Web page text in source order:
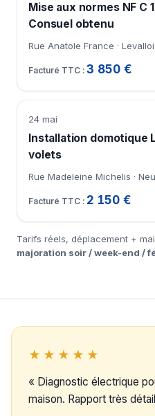
Mise aux normes NF C
Consuel obtenu
Rue Anatole France ·
3 850 €
24 mai
Installation domotique
volets
Rue Madeleine Michelis ·
2 150 €
Tarifs réels, déplacement +
majoration soir / week-end /
★★★★★
« Diagnostic électrique
maison. Rapport très